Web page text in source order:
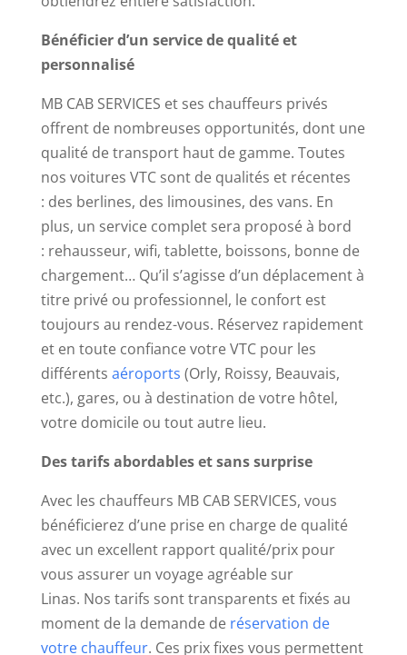
également
accumuler
des
points
joueur
pour
jouer
des
cash
games,
des
des
tournois.
Most
profitable
online
slots
Bénéficier d’un service de qualité et
personnalisé
MB CAB SERVICES et ses chauffeurs privés
offrent de nombreuses opportunités, dont une
qualité de transport haut de gamme. Toutes
nos voitures VTC sont de qualités et récentes
: des berlines, des limousines, des vans. En
plus, un service complet sera proposé à bord
: rehausseur, wifi, tablette, boissons, bonne de
chargement… Qu’il s’agisse d’un déplacement à
titre privé ou professionnel, le confort est
toujours au rendez-vous. Réservez rapidement
et en toute confiance votre VTC pour les
différents aéroports (Orly, Roissy, Beauvais,
etc.), gares, ou à destination de votre hôtel,
votre domicile ou tout autre lieu.
Des tarifs abordables et sans surprise
Avec les chauffeurs MB CAB SERVICES, vous
bénéficierez d’une prise en charge de qualité
avec un excellent rapport qualité/prix pour
vous assurer un voyage agréable sur
Linas. Nos tarifs sont transparents et fixés au
moment de la demande de réservation de
votre chauffeur. Ces prix fixes vous permettent